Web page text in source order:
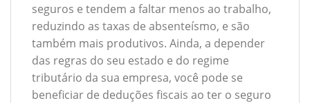
seguros e tendem a faltar menos ao trabalho,
reduzindo as taxas de absenteísmo, e são
também mais produtivos. Ainda, a depender
das regras do seu estado e do regime
tributário da sua empresa, você pode se
beneficiar de deduções fiscais ao ter o seguro